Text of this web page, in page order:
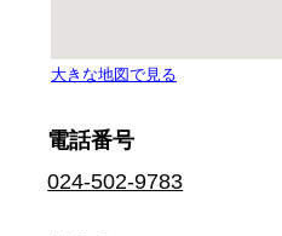
電話番号
024-502-9783